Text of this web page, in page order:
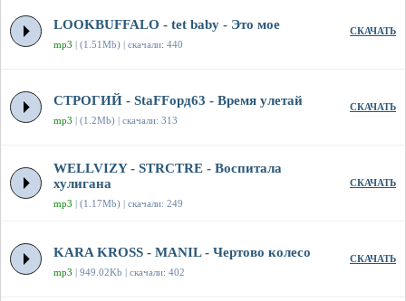
LOOKBUFFALO - tet baby - Это мое
mp3 | (1.51Mb) | скачали: 440
СКАЧАТЬ
СТРОГИЙ - StaFFорд63 - Время улетай
mp3 | (1.2Mb) | скачали: 313
СКАЧАТЬ
WELLVIZY - STRCTRE - Воспитала
хулигана
mp3 | (1.17Mb) | скачали: 249
СКАЧАТЬ
KARA KROSS - MANIL - Чертово колесо
mp3 | 949.02Kb | скачали: 402
СКАЧАТЬ